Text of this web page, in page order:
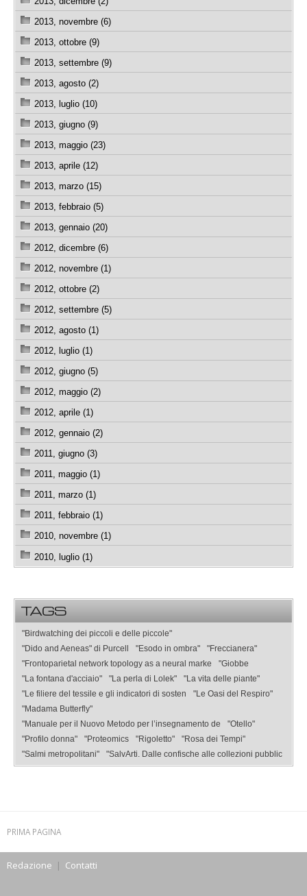
2013, novembre (6)
2013, ottobre (9)
2013, settembre (9)
2013, agosto (2)
2013, luglio (10)
2013, giugno (9)
2013, maggio (23)
2013, aprile (12)
2013, marzo (15)
2013, febbraio (5)
2013, gennaio (20)
2012, dicembre (6)
2012, novembre (1)
2012, ottobre (2)
2012, settembre (5)
2012, agosto (1)
2012, luglio (1)
2012, giugno (5)
2012, maggio (2)
2012, aprile (1)
2012, gennaio (2)
2011, giugno (3)
2011, maggio (1)
2011, marzo (1)
2011, febbraio (1)
2010, novembre (1)
2010, luglio (1)
TAGS
"Birdwatching dei piccoli e delle piccole"
"Dido and Aeneas" di Purcell
"Esodo in ombra"
"Freccianera"
"Frontoparietal network topology as a neural marke
"Giobbe
"La fontana d'acciaio"
"La perla di Lolek"
"La vita delle piante"
"Le filiere del tessile e gli indicatori di sosten
"Le Oasi del Respiro"
"Madama Butterfly"
"Manuale per il Nuovo Metodo per l’insegnamento de
"Otello"
"Profilo donna"
"Proteomics "Rigoletto"
"Rosa dei Tempi"
"Salmi metropolitani"
"SalvArti. Dalle confische alle collezioni pubblic
PRIMA PAGINA
Redazione | Contatti